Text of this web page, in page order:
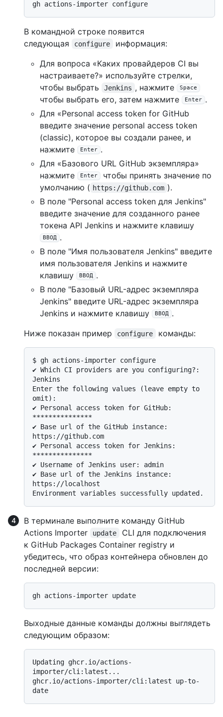
В командной строке появится
следующая
configure
информация:
Для вопроса «Каких провайдеров CI вы
настраиваете?» используйте стрелки,
чтобы выбрать
Jenkins , нажмите Space
чтобы выбрать его, затем нажмите Enter .
Для «Personal access token for GitHub
введите значение personal access token
(classic), которое вы создали ранее, и
нажмите
Enter .
Для «Базового URL GitHub экземпляра»
нажмите
Enter
чтобы принять значение по
умолчанию ( https://github.com ).
В поле "Personal access token для Jenkins"
введите значение для созданного ранее
токена API Jenkins и нажмите клавишу
ВВОД .
В поле "Имя пользователя Jenkins" введите
имя пользователя Jenkins и нажмите
клавишу
ВВОД .
В поле "Базовый URL-адрес экземпляра
Jenkins" введите URL-адрес экземпляра
Jenkins и нажмите клавишу
ВВОД .
Ниже показан пример
configure команды:
$ gh actions-importer configure
✔ Which CI providers are you configuring?:
Jenkins
Enter the following values (leave empty to
omit):
✔ Personal access token for GitHub:
***************
✔ Base url of the GitHub instance:
https://github.com
✔ Personal access token for Jenkins:
***************
✔ Username of Jenkins user: admin
✔ Base url of the Jenkins instance:
https://localhost
В терминале выполните команду GitHub
Actions Importer
update
CLI для подключения
к GitHub Packages Container registry и
убедитесь, что образ контейнера обновлен до
последней версии:
Выходные данные команды должны выглядеть
следующим образом:
Updating ghcr.io/actions-
importer/cli:latest...
ghcr.io/actions-importer/cli:latest up-to-